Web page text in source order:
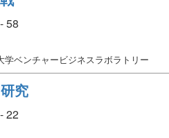
58
学ベンチャービジネスラボラトリー
究
22